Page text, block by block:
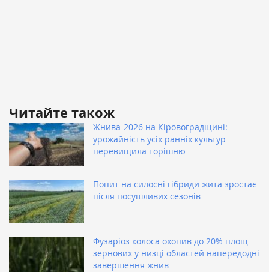
Читайте також
Жнива-2026 на Кіровоградщині:
урожайність усіх ранніх культур
перевищила торішню
Попит на силосні гібриди жита зростає
після посушливих сезонів
Фузаріоз колоса охопив до 20% площ
зернових у низці областей напередодні
завершення жнив